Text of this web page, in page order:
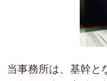
当事務所は、基幹と